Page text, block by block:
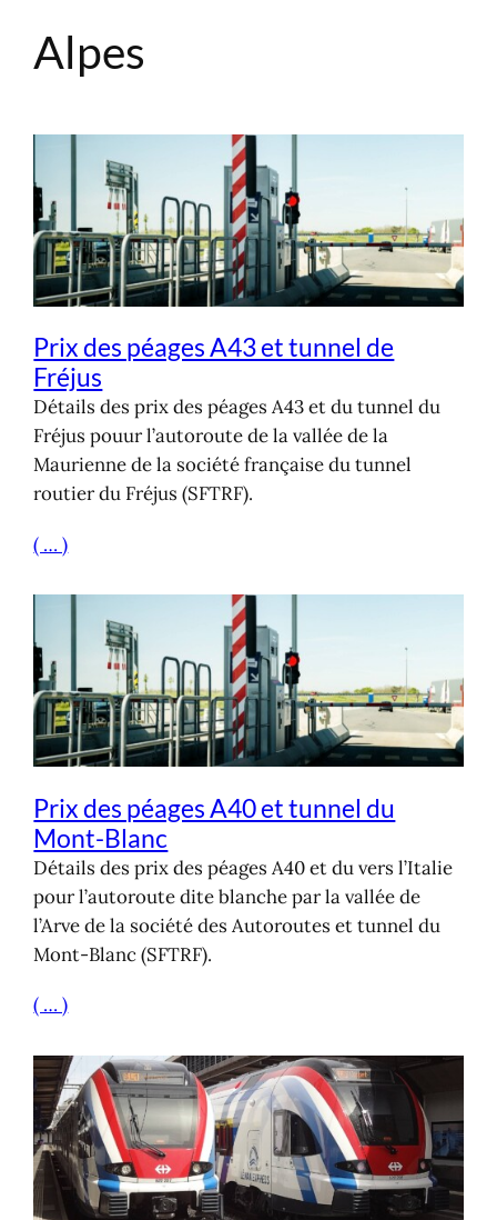
AllerAlpes
Prix des péages A43 et tunnel de
Fréjus
Détails des prix des péages A43 et du tunnel du
Fréjus pouur l’autoroute de la vallée de la
Maurienne de la société française du tunnel
routier du Fréjus (SFTRF).
( … )
Prix des péages A40 et tunnel du
Mont-Blanc
Détails des prix des péages A40 et du vers l’Italie
pour l’autoroute dite blanche par la vallée de
l’Arve de la société des Autoroutes et tunnel du
Mont-Blanc (SFTRF).
( … )